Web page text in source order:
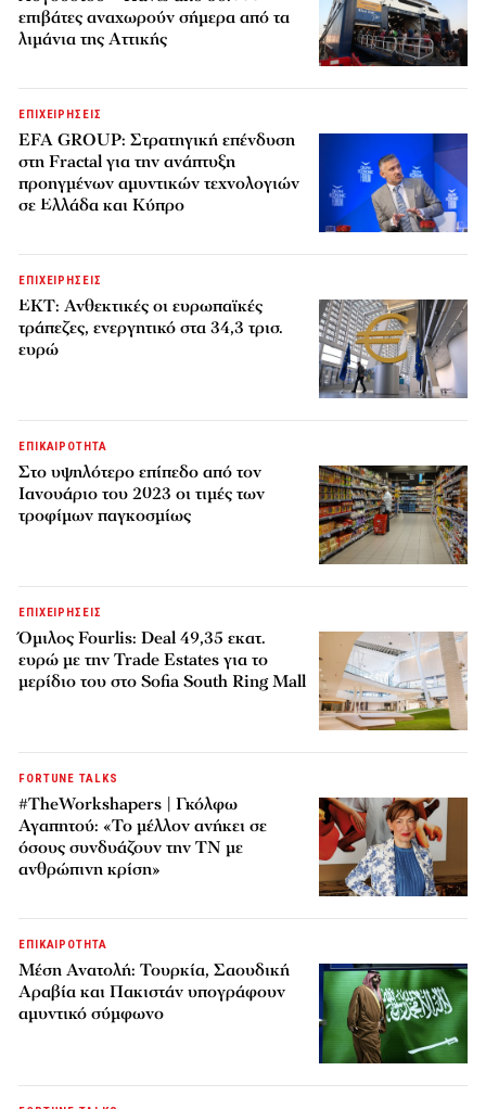
επιβάτες αναχωρούν σήμερα από τα
λιμάνια της Αττικής
ΕΠΙΧΕΙΡΗΣΕΙΣ
EFA GROUP: Στρατηγική επένδυση
στη Fractal για την ανάπτυξη
προηγμένων αμυντικών τεχνολογιών
σε Ελλάδα και Κύπρο
ΕΠΙΧΕΙΡΗΣΕΙΣ
ΕΚΤ: Ανθεκτικές οι ευρωπαϊκές
τράπεζες, ενεργητικό στα 34,3 τρισ.
ευρώ
ΕΠΙΚΑΙΡΟΤΗΤΑ
Στο υψηλότερο επίπεδο από τον
Ιανουάριο του 2023 οι τιμές των
τροφίμων παγκοσμίως
ΕΠΙΧΕΙΡΗΣΕΙΣ
Όμιλος Fourlis: Deal 49,35 εκατ.
ευρώ με την Trade Estates για το
μερίδιο του στο Sofia South Ring Mall
FORTUNE TALKS
#TheWorkshapers | Γκόλφω
Αγαπητού: «Το μέλλον ανήκει σε
όσους συνδυάζουν την ΤΝ με
ανθρώπινη κρίση»
ΕΠΙΚΑΙΡΟΤΗΤΑ
Μέση Ανατολή: Τουρκία, Σαουδική
Αραβία και Πακιστάν υπογράφουν
αμυντικό σύμφωνο